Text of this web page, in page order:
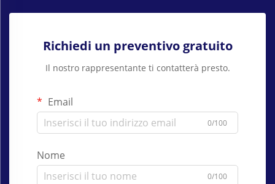
Richiedi un preventivo gratuito
Il nostro rappresentante ti contatterà presto.
Email
0/100
Nome
0/100